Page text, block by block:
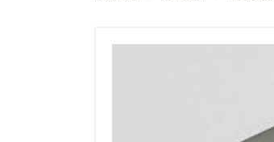
Доборные элементы